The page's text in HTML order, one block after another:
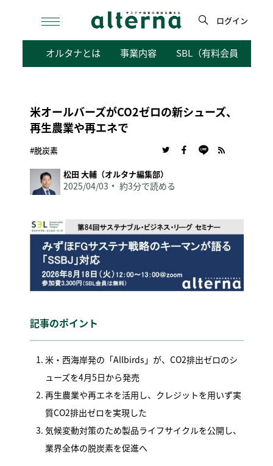
検
ログイン
オルタナとは 事業内容 SBL（有料会員向けサ
米オールバーズがCO2ゼロの新シューズ、
再生農業や再エネで
#脱炭素
松田 大輔（オルタナ編集部）
2025/04/03 約3分で読める
記事のポイント
米・西海岸発の「Allbirds」が、CO2排出ゼロのシ
ューズを4月5日から発売
再生農業や再エネを活用し、クレジットを用いず実
質CO2排出ゼロを実現した
気候変動対策のため製品ライフサイクルを公開し、
業界全体の脱炭素を促進へ